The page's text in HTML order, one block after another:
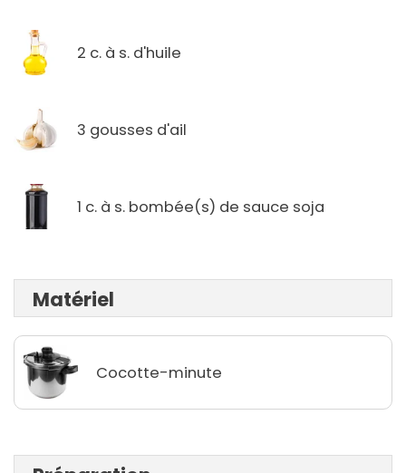
2 c. à s. d'huile
3 gousses d'ail
1 c. à s. bombée(s) de sauce soja
Matériel
Cocotte-minute